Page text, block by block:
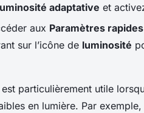
adaptative et
aux Paramètres rapides
sur l’icône de luminosité
est particulièrement utile
en lumière. Par